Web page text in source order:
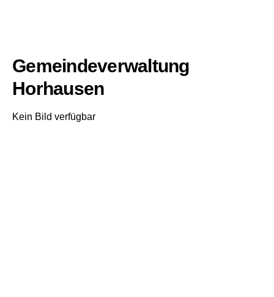
Gemeindeverwaltung
Horhausen
Kein Bild verfügbar